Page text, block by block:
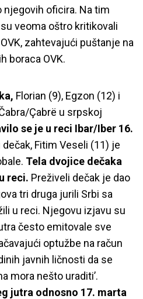
njegovih oficira. Na tim
veoma oštro kritikovali
zahtevajući puštanje na
boraca OVK.
Florian (9), Egzon (12) i
Çabrë u srpskoj
se je u reci Ibar/Iber 16.
Fitim Veseli (11) je
Tela dvojice dečaka
reci. Preživeli dečak je dao
tri druga jurili Srbi sa
u reci. Njegovu izjavu su
često emitovale sve
optužbe na račun
javnih ličnosti da se
mora nešto uraditi’.
jutra odnosno 17. marta